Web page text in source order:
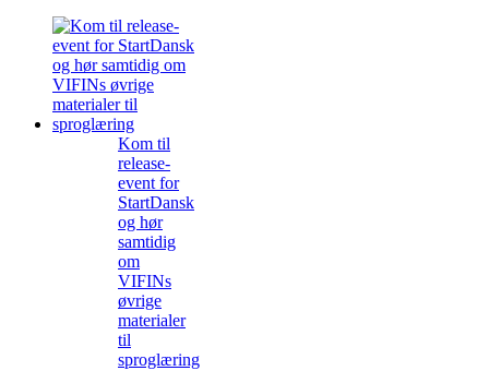
Kom til
release-
event for
StartDansk
og hør
samtidig
om
VIFINs
øvrige
materialer
til
sproglæring